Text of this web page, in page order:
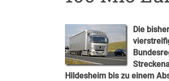
Die
Hildesheim bis zu einem